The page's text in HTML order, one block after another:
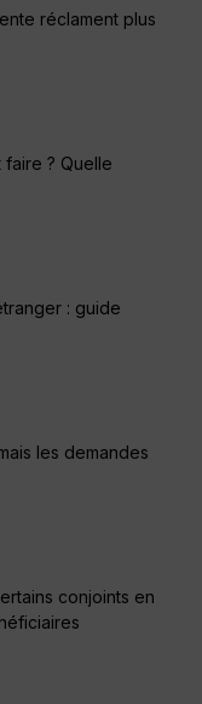
réclament plus
faire ? Quelle
: guide
les demandes
conjoints en